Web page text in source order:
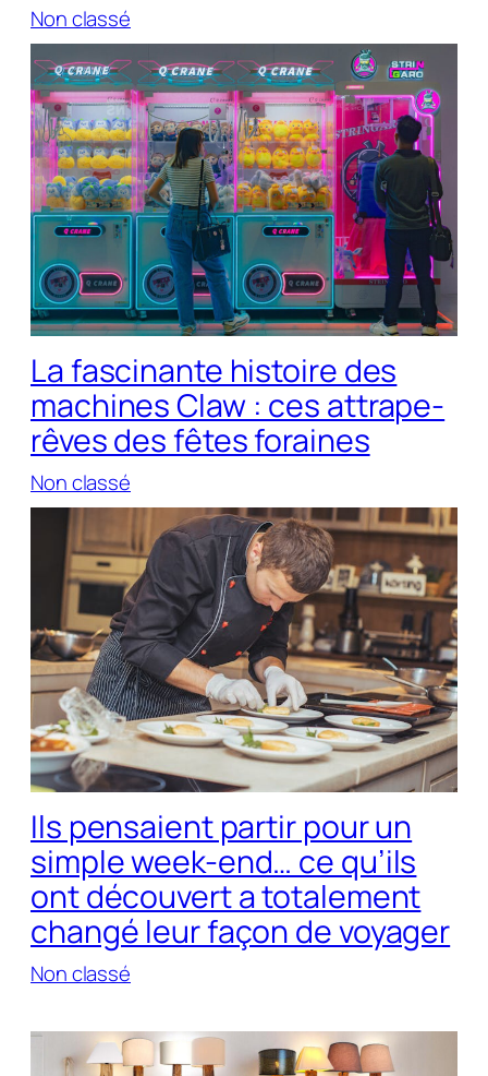
Non classé
La fascinante histoire des
machines Claw : ces attrape-
rêves des fêtes foraines
Non classé
Ils pensaient partir pour un
simple week-end… ce qu’ils
ont découvert a totalement
changé leur façon de voyager
Non classé